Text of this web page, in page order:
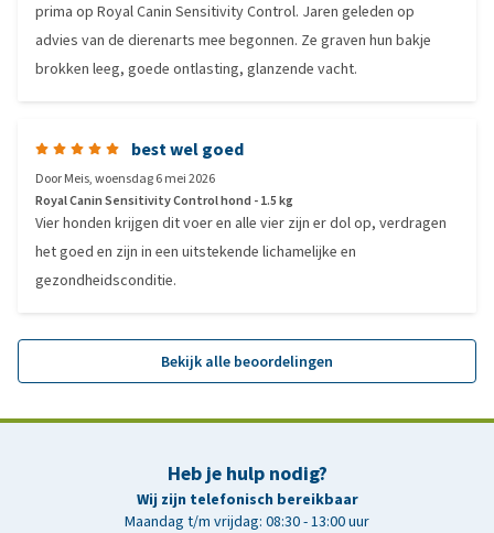
prima op Royal Canin Sensitivity Control. Jaren geleden op
advies van de dierenarts mee begonnen. Ze graven hun bakje
brokken leeg, goede ontlasting, glanzende vacht.
best wel goed
DoorMeis,woensdag 6 mei 2026
Royal Canin Sensitivity Control hond - 1.5 kg
Vier honden krijgen dit voer en alle vier zijn er dol op, verdragen
het goed en zijn in een uitstekende lichamelijke en
gezondheidsconditie.
Bekijk alle beoordelingen
Heb je hulp nodig?
Wij zijn telefonisch bereikbaar
Maandag t/m vrijdag: 08:30 - 13:00 uur